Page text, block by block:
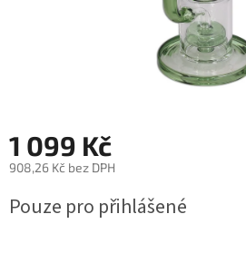
1 099 Kč
908,26 Kč bez DPH
cena:
Pouze pro přihlášené